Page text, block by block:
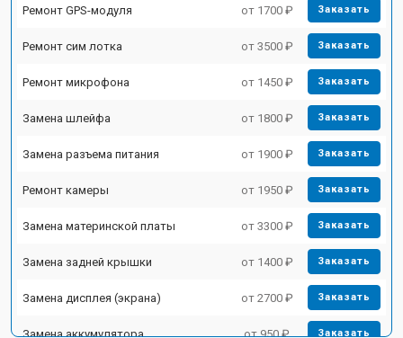
Ремонт GPS-модуля от 1700 ₽ Заказать
Ремонт сим лотка от 3500 ₽ Заказать
Ремонт микрофона от 1450 ₽ Заказать
Замена шлейфа от 1800 ₽ Заказать
Замена разъема питания от 1900 ₽ Заказать
Ремонт камеры от 1950 ₽ Заказать
Замена материнской платы от 3300 ₽ Заказать
Замена задней крышки от 1400 ₽ Заказать
Замена дисплея (экрана) от 2700 ₽ Заказать
Замена аккумулятора от 950 ₽ Заказать